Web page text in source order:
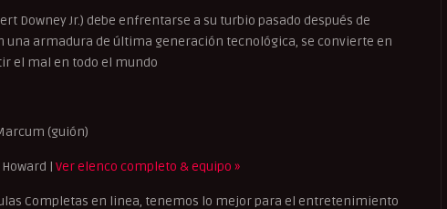
Downey Jr.) debe enfrentarse a su turbio pasado después de
una armadura de última generación tecnológica, se convierte en
el mal en todo el mundo
(guión)
| Ver elenco completo & equipo »
Completas en linea, tenemos lo mejor para el entretenimiento